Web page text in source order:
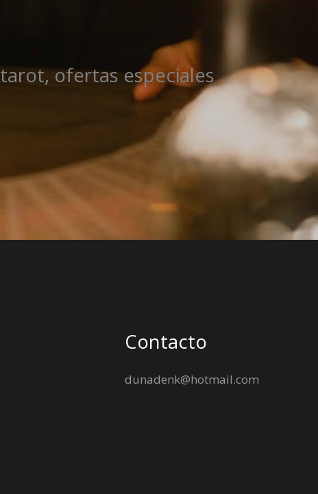
ofertas especiales
Contacto
dunadenk@hotmail.com